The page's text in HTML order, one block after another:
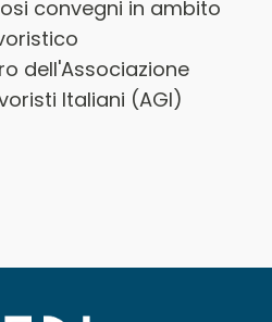
convegni in ambito
dell'Associazione
Italiani (AGI)